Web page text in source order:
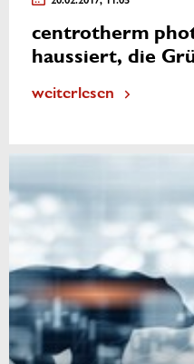
centrotherm
haussiert, die
weiterlesen